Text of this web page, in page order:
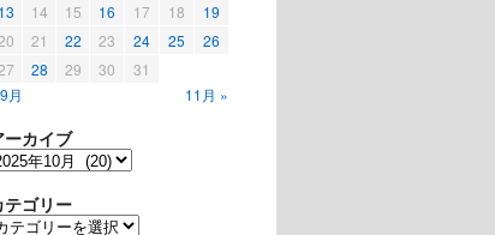
13
14 15 16 17 18
19
21 22 23 24 25
26
28 29 30
31
月
11月 »
ーカイブ
テゴリー